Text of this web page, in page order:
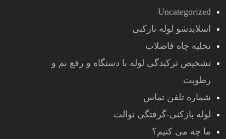
Uncategorized
اسلایدشو لوله بازکنی
تخلیه چاه فاضلاب
تشخیص ترکیدگی لوله با دستگاه و رفع نم و
رطوبت
شماره تلفن تماس
لوله بازکنی-گرفتگی توالت
ما چه می کنیم؟